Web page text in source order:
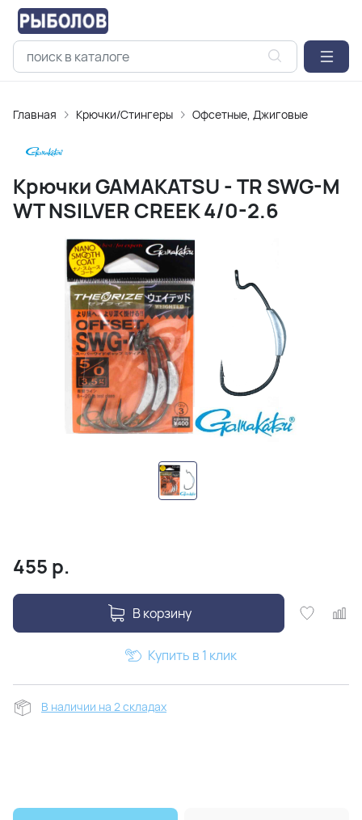
Главная Крючки/Стингеры Офсетные, Джиговые
Крючки GAMAKATSU - TR SWG-M
WT NSILVER CREEK 4/0-2.6
455 р.
В корзину
Купить в 1 клик
В наличии на 2 складах